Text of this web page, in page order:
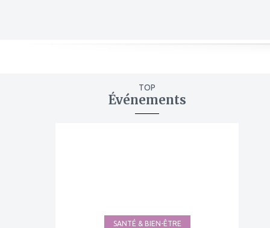
TOP
Événements
SANTÉ & BIEN-ÊTRE